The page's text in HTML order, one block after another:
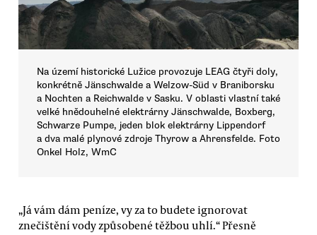
Na území historické Lužice provozuje LEAG čtyři doly,
konkrétně Jänschwalde a Welzow-Süd v Braniborsku
a Nochten a Reichwalde v Sasku. V oblasti vlastní také
velké hnědouhelné elektrárny Jänschwalde, Boxberg,
Schwarze Pumpe, jeden blok elektrárny Lippendorf
a dva malé plynové zdroje Thyrow a Ahrensfelde. Foto
Onkel Holz, WmC
„Já vám dám peníze, vy za to budete ignorovat
znečištění vody způsobené těžbou uhlí.“ Přesně